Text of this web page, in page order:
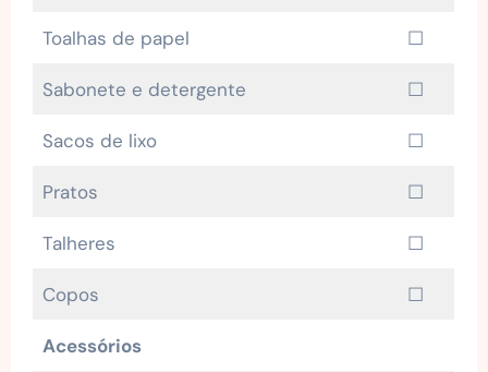
Toalhas de papel ☐
Sabonete e detergente ☐
Sacos de lixo ☐
Pratos ☐
Talheres ☐
Copos ☐
Acessórios